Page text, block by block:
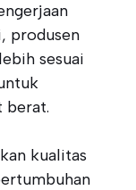
produsen
sesuai
berat.
kualitas